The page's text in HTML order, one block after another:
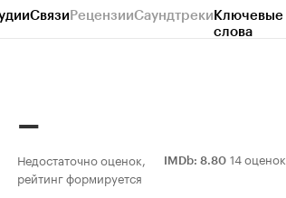
СвязиРецензииСаундтрекиКлючевые
слова
–
Недостаточно оценок,
рейтинг формируется
IMDb: 8.80 14 оценок